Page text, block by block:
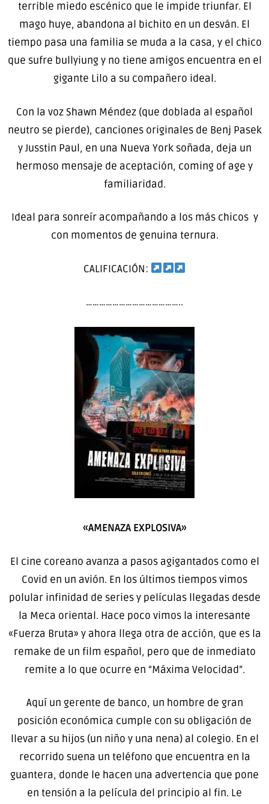
terrible miedo escénico que le impide triunfar. El
mago huye, abandona al bichito en un desván. El
tiempo pasa una familia se muda a la casa, y el chico
que sufre bullyiung y no tiene amigos encuentra en el
gigante Lilo a su compañero ideal.
Con la voz Shawn Méndez (que doblada al español
neutro se pierde), canciones originales de Benj Pasek
y Jusstin Paul, en una Nueva York soñada, deja un
hermoso mensaje de aceptación, coming of age y
familiaridad.
Ideal para sonreír acompañando a los más chicos y
con momentos de genuina ternura.
CALIFICACIÓN:
……………………………………..
«AMENAZA EXPLOSIVA»
El cine coreano avanza a pasos agigantados como el
Covid en un avión. En los últimos tiempos vimos
polular infinidad de series y películas llegadas desde
la Meca oriental. Hace poco vimos la interesante
«Fuerza Bruta» y ahora llega otra de acción, que es la
remake de un film español, pero que de inmediato
remite a lo que ocurre en “Máxima Velocidad”.
Aquí un gerente de banco, un hombre de gran
posición económica cumple con su obligación de
llevar a su hijos (un niño y una nena) al colegio. En el
recorrido suena un teléfono que encuentra en la
guantera, donde le hacen una advertencia que pone
en tensión a la película del principio al fin. Le